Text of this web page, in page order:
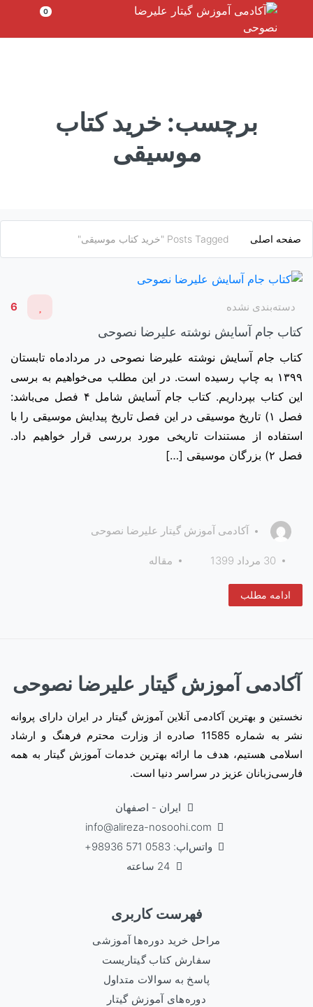
محتوا
0
برچسب: خرید کتاب
موسیقی
صفحه اصلی Posts Tagged "خرید کتاب موسیقی"
دسته‌بندی نشده 6
کتاب جام آسایش نوشته علیرضا نصوحی
کتاب جام آسایش نوشته علیرضا نصوحی در مردادماه تابستان
۱۳۹۹ به چاپ رسیده است. در این مطلب می‌خواهیم به برسی
این کتاب بپرداریم. کتاب جام آسایش شامل ۴ فصل می‌باشد:
فصل ۱) تاریخ موسیقی در این فصل تاریخ پیدایش موسیقی را با
استفاده از مستندات تاریخی مورد بررسی قرار خواهیم داد.
فصل ۲) بزرگان موسیقی […]
آکادمی آموزش گیتار علیرضا نصوحی
30 مرداد 1399 مقاله
ادامه مطلب
آکادمی آموزش گیتار علیرضا نصوحی
نخستین و بهترین آکادمی آنلاین آموزش گیتار در ایران دارای پروانه
نشر به شماره 11585 صادره از وزارت محترم فرهنگ و ارشاد
اسلامی هستیم، هدف ما ارائه بهترین خدمات آموزش گیتار به همه
فارسی‌زبانان عزیز در سراسر دنیا است.
ایران - اصفهان
info@alireza-nosoohi.com
واتس‌اپ: 0583 571 98936+
24 ساعته
فهرست کاربری
مراحل خرید دوره‌ها آموزشی
سفارش کتاب گیتاریست
پاسخ به سوالات متداول
دوره‌های آموزش گیتار